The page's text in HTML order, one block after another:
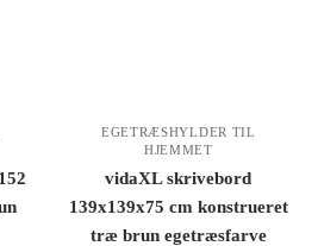
EGETRÆSHYLDER TIL
HJEMMET
vidaXL skrivebord
139x139x75 cm konstrueret
træ brun egetræsfarve